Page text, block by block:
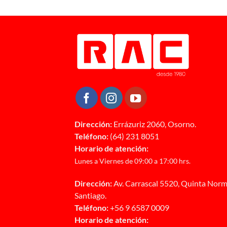
Dirección: Errázuriz 2060, Osorno.
Teléfono: (64) 231 8051
Horario de atención:
Lunes a Viernes de 09:00 a 17:00 hrs.
Dirección:Av. Carrascal 5520, Quinta
Santiago.
Teléfono:+56 9 6587 0009
Horario de atención: